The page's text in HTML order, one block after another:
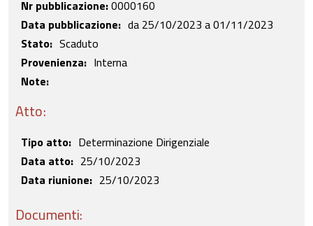
Nr pubblicazione:0000160
Data pubblicazione
da 25/10/2023 a01/11/2023
Stato Scaduto
Provenienza
Interna
Note:
Atto:
Tipo atto
Determinazione Dirigenziale
Data atto
25/10/2023
Data riunione
25/10/2023
Documenti: